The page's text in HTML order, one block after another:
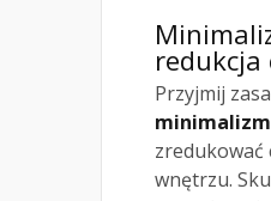
redukcja
Przyjmij
zredukować
wnętrzu.